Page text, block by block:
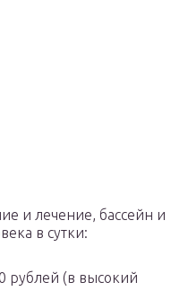
и лечение, бассейн и
в сутки:
рублей (в высокий